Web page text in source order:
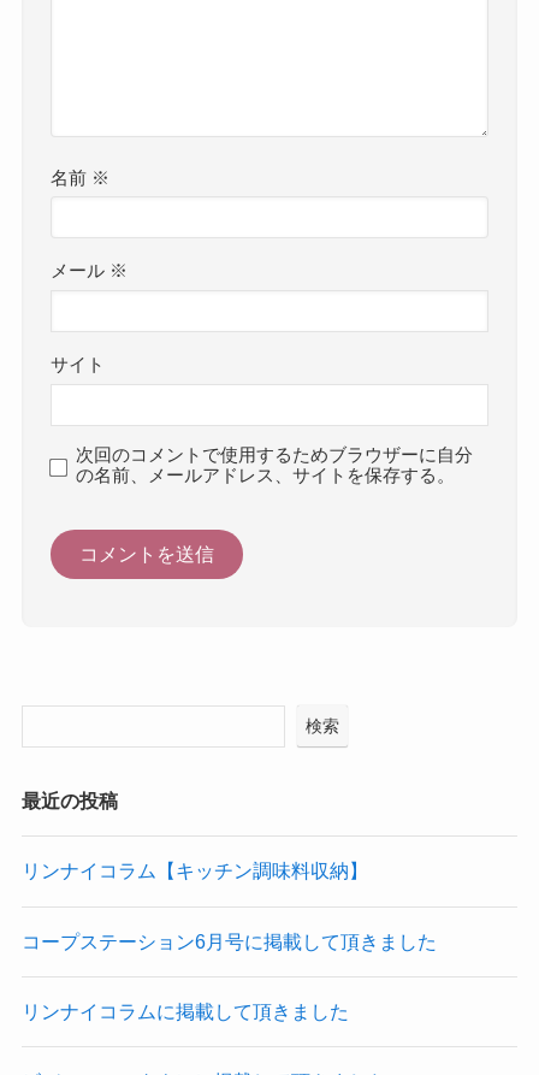
名前 ※
メール ※
サイト
次回のコメントで使用するためブラウザーに自分
の名前、メールアドレス、サイトを保存する。
検索
最近の投稿
リンナイコラム【キッチン調味料収納】
コープステーション6月号に掲載して頂きました
リンナイコラムに掲載して頂きました